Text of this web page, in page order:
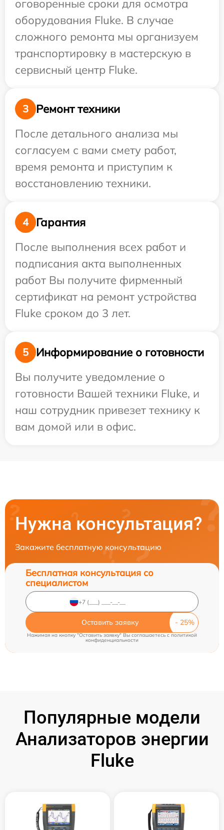
оговоренные сроки для осмотра
оборудования Fluke. В случае
сложного ремонта мы организуем
транспортировку в мастерскую в
сервисный центр Fluke.
3
Ремонт техники
После детального анализа мы
согласуем с вами смету работ,
время ремонта и приступим к
восстановлению техники.
4
Гарантия
После выполнения всех работ и
подписания акта выполненных
работ Вы получите фирменный
сертификат на ремонт устройства
Fluke сроком до 3 лет.
5
Информирование о готовности
Вы получите уведомление о
готовности Вашей техники Fluke, и
наш сотрудник привезет технику к
вам домой или в офис.
Нужна консультация?
Закажите бесплатную консультацию
Бесплатная консультация со
специалистом
Оставить заявку
Нажимая на кнопку "Оставить заявку" Вы соглашаетесь cполитикой
конфиденциальности
Популярные модели
Анализаторов энергии
Fluke